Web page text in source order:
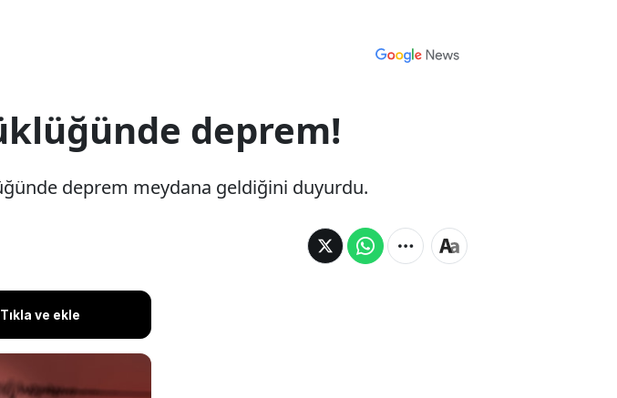
deprem!
deprem meydana geldiğini duyurdu.
ve ekle